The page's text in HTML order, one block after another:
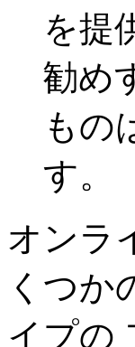
を提
勧め
もの
す。
オンラ
くつか
イプの